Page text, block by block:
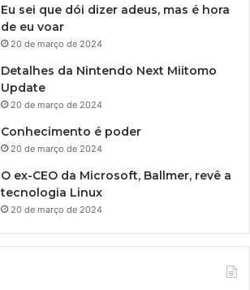
Eu sei que dói dizer adeus, mas é hora
de eu voar
20 de março de 2024
Detalhes da Nintendo Next Miitomo
Update
20 de março de 2024
Conhecimento é poder
20 de março de 2024
O ex-CEO da Microsoft, Ballmer, revê a
tecnologia Linux
20 de março de 2024